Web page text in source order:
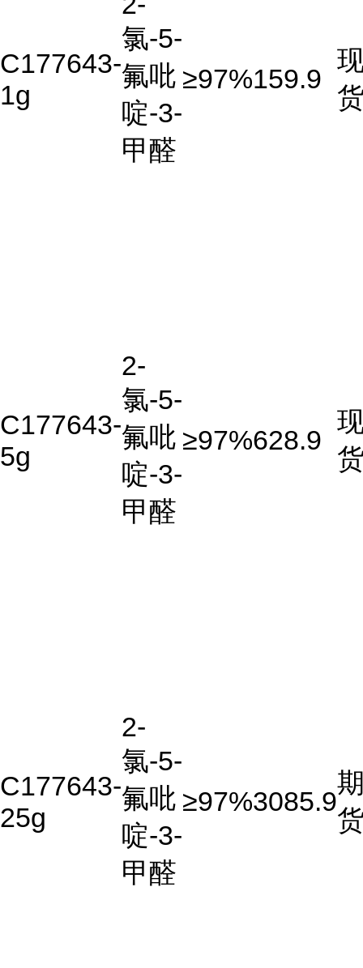
C177643-
1g
氯-5-
氟吡
啶-3-
甲醛
≥97%159.9
C177643-
5g
2-
氯-5-
氟吡
啶-3-
甲醛
≥97%628.9
C177643-
25g
2-
氯-5-
氟吡
啶-3-
甲醛
≥97%3085.9